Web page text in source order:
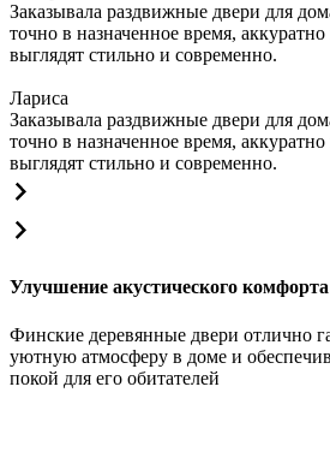
Заказывала раздвижные двери для
точно в назначенное время,
выглядят стильно и современно.
Лариса
Заказывала раздвижные двери для
точно в назначенное время,
выглядят стильно и современно.
Улучшение акустического комфорта
Финские деревянные двери отлично
уютную атмосферу в доме и
покой для его обитателей